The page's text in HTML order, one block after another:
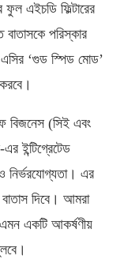
ফুল এইচডি ফিল্টারের
পরিস্কার
এসির ‘গুড স্পিড মোড’
বিজনেস (সিই এবং
ইন্টিগ্রেটেড
নির্ভরযোগ্যতা। এর
বাতাস দিবে। আমরা
একটি আকর্ষণীয়